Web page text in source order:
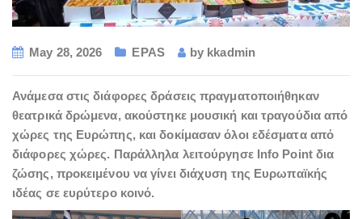
May 28, 2026 EPAS by kkadmin
Ανάμεσα στις διάφορες δράσεις πραγματοποιήθηκαν
θεατρικά δρώμενα, ακούστηκε μουσική και τραγούδια από
χώρες της Ευρώπης, και δοκίμασαν όλοι εδέσματα από
διάφορες χώρες. Παράλληλα λειτούργησε Info Point δια
ζώσης, προκειμένου να γίνει διάχυση της Ευρωπαϊκής
ιδέας σε ευρύτερο κοινό.